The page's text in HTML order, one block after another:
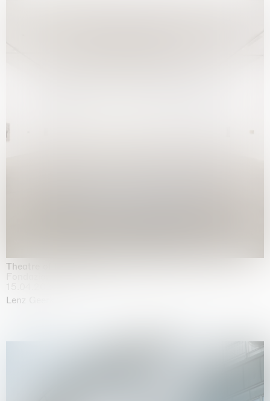
Theatre of the mind
Lenz Geerk